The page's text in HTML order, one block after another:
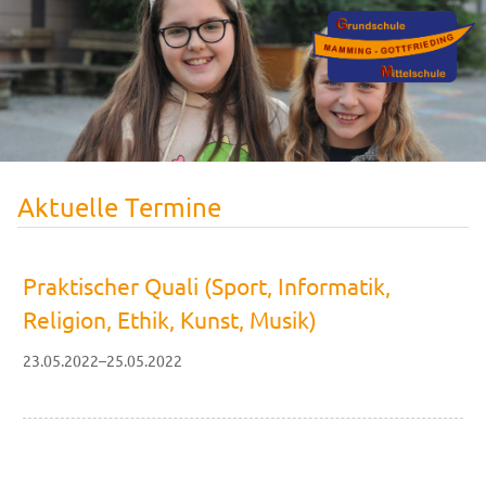
Aktuelle Termine
Praktischer Quali (Sport, Informatik,
Religion, Ethik, Kunst, Musik)
23.05.2022–25.05.2022